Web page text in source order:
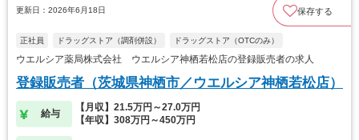
更新日：2026年6月18日 保存する
正社員 ドラッグストア（調剤併設） ドラッグストア（OTCのみ）
ウエルシア薬局株式会社 ウエルシア神栖若松店の登録販売者の求人
登録販売者（茨城県神栖市／ウエルシア神栖若松店）
給与
【月収】21.5万円～27.0万円
【年収】308万円～450万円